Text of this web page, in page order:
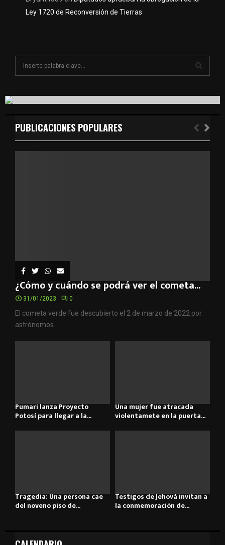
Ley 1720 de Reconversión de Tierras
c
f
E
A
PUBLICACIONES POPULARES
¿Cómo y cuándo se podrá ver el cometa...
31/01/2023 0
El cometa verde fue descubierto el 2 de marzo de 2022 por
astrónomos...
Pumari lanza Proyecto
Potosí para llegar a la...
Una mujer fue atracada
violentamete en la puerta...
Tragedia: Una persona cae
del noveno piso de...
Testigos de Jehová invitan a
la conmemoración de...